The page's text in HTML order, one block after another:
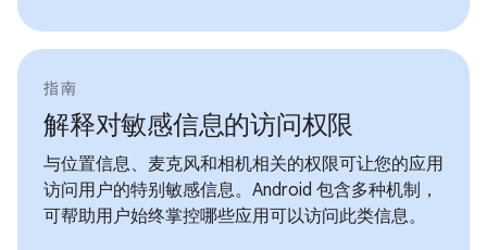
指南
解释对敏感信息的访问权限
与位置信息、麦克风和相机相关的权限可让您的应用
访问用户的特别敏感信息。Android 包含多种机制，
可帮助用户始终掌控哪些应用可以访问此类信息。